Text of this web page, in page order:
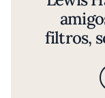
filtros,